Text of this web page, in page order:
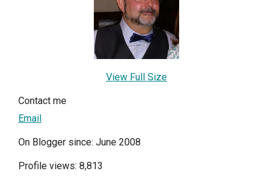
View Full Size
Contact me
Email
On Blogger since: June 2008
Profile views: 8,813